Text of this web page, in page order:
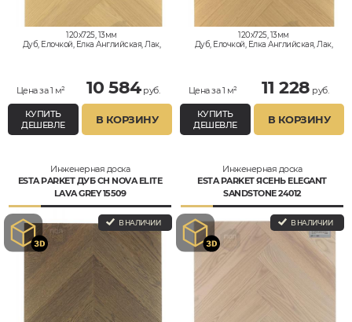
120x725, 13мм
Дуб, Елочкой, Елка Английская, Лак,
Цена за 1 м² 10 584руб.
КУПИТЬ
ДЕШЕВЛЕ
В КОРЗИНУ
120x725, 13мм
Дуб, Елочкой, Елка Английская, Лак,
Цена за 1 м² 11 228 руб.
КУПИТЬ
ДЕШЕВЛЕ
В КОРЗИНУ
Инженерная доска
ESTA PARKET ДУБ CH NOVA ELITE
LAVA GREY 15509
В НАЛИЧИИ
Инженерная доска
ESTA PARKET ЯСЕНЬ ELEGANT
SANDSTONE 24012
В НАЛИЧИИ